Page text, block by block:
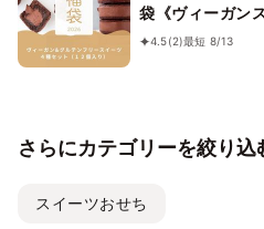
袋《ヴィーガン
4.5(2)最短 8/13
さらにカテゴリーを絞り込
スイーツおせち